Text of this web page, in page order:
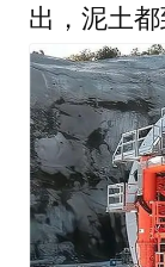
出，泥土